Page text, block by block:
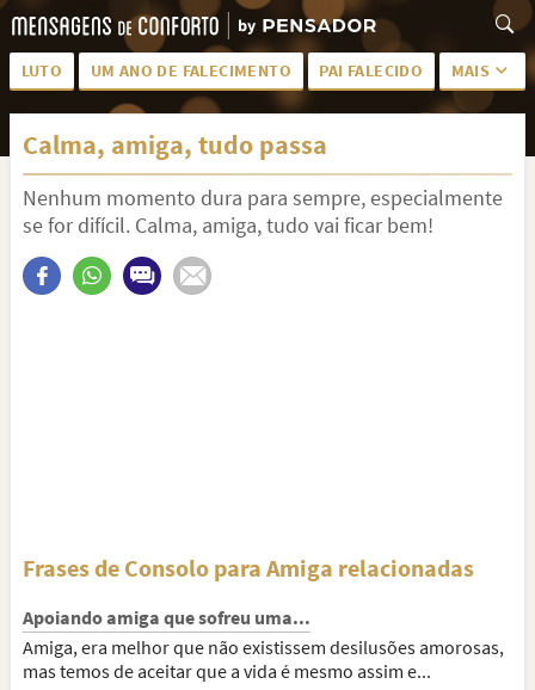
LUTO UM ANO DE FALECIMENTO PAI FALECIDO MAIS
LUTO PARA AMIGA PALAVRAS
SAUDADES DA MÃE
PÊSAMES PARA AMIGA DESCANSE EM PAZ
FRASES DE LUTO PARA AMIGO
Calma, amiga, tudo passa
Nenhum momento dura para sempre, especialmente
se for difícil. Calma, amiga, tudo vai ficar bem!
Frases de Consolo para Amiga relacionadas
Apoiando amiga que sofreu uma...
Amiga, era melhor que não existissem desilusões amorosas,
mas temos de aceitar que a vida é mesmo assim e...